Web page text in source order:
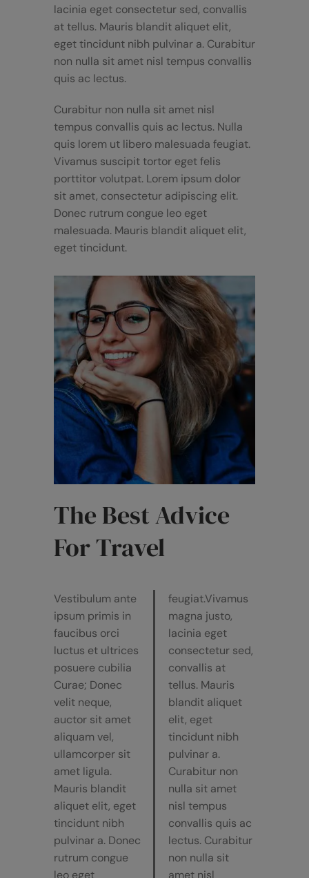
lacinia eget consectetur sed, convallis
at tellus. Mauris blandit aliquet elit,
eget tincidunt nibh pulvinar a. Curabitur
non nulla sit amet nisl tempus convallis
quis ac lectus.
Curabitur non nulla sit amet nisl
tempus convallis quis ac lectus. Nulla
quis lorem ut libero malesuada feugiat.
Vivamus suscipit tortor eget felis
porttitor volutpat. Lorem ipsum dolor
sit amet, consectetur adipiscing elit.
Donec rutrum congue leo eget
malesuada. Mauris blandit aliquet elit,
eget tincidunt.
The Best Advice
For Travel
Vestibulum ante
ipsum primis in
faucibus orci
luctus et ultrices
posuere cubilia
Curae; Donec
velit neque,
auctor sit amet
aliquam vel,
ullamcorper sit
amet ligula.
Mauris blandit
aliquet elit, eget
tincidunt nibh
pulvinar a. Donec
rutrum congue
leo eget
feugiat.Vivamus
magna justo,
lacinia eget
consectetur sed,
convallis at
tellus. Mauris
blandit aliquet
elit, eget
tincidunt nibh
pulvinar a.
Curabitur non
nulla sit amet
nisl tempus
convallis quis ac
lectus. Curabitur
non nulla sit
amet nisl